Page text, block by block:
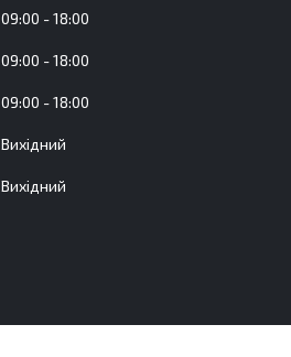
09:00 18:00
09:00 18:00
09:00 18:00
Вихідний
Вихідний